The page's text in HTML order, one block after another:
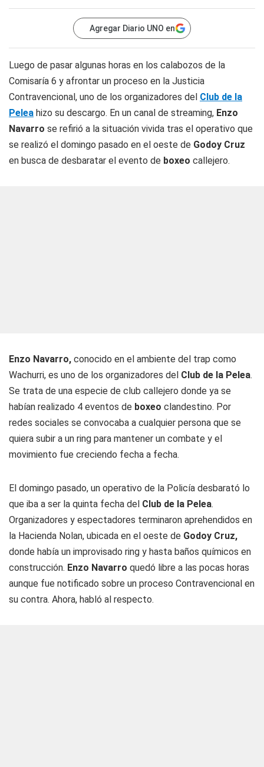
Agregar Diario UNO en
Luego de pasar algunas horas en los calabozos de la
Comisaría 6 y afrontar un proceso en la Justicia
Contravencional, uno de los organizadores del Club de la
Pelea hizo su descargo. En un canal de streaming, Enzo
Navarro se refirió a la situación vivida tras el operativo que
se realizó el domingo pasado en el oeste de Godoy Cruz
en busca de desbaratar el evento de boxeo callejero.
Enzo Navarro, conocido en el ambiente del trap como
Wachurri, es uno de los organizadores del Club de la Pelea.
Se trata de una especie de club callejero donde ya se
habían realizado 4 eventos de boxeo clandestino. Por
redes sociales se convocaba a cualquier persona que se
quiera subir a un ring para mantener un combate y el
movimiento fue creciendo fecha a fecha.
El domingo pasado, un operativo de la Policía desbarató lo
que iba a ser la quinta fecha del Club de la Pelea.
Organizadores y espectadores terminaron aprehendidos en
la Hacienda Nolan, ubicada en el oeste de Godoy Cruz,
donde había un improvisado ring y hasta baños químicos en
construcción. Enzo Navarro quedó libre a las pocas horas
aunque fue notificado sobre un proceso Contravencional en
su contra. Ahora, habló al respecto.